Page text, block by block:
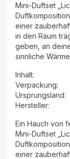
Mini-Duftset
einer
in den Raum
geben, an
sinnliche
Inhalt:
Verpackung:
Ursprungsland:
Hersteller:
Ein Hauch von
Mini-Duftset
einer